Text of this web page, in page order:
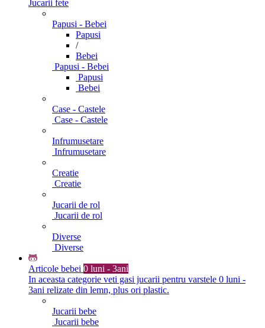
Jucarii fete
Papusi - Bebei
Papusi
/
Bebei
Papusi - Bebei
Papusi
Bebei
Case - Castele
Case - Castele
Infrumusetare
Infrumusetare
Creatie
Creatie
Jucarii de rol
Jucarii de rol
Diverse
Diverse
Articole bebei 0 luni - 3ani
In aceasta categorie veti gasi jucarii pentru varstele 0 luni -
3ani relizate din lemn, plus ori plastic.
Jucarii bebe
Jucarii bebe